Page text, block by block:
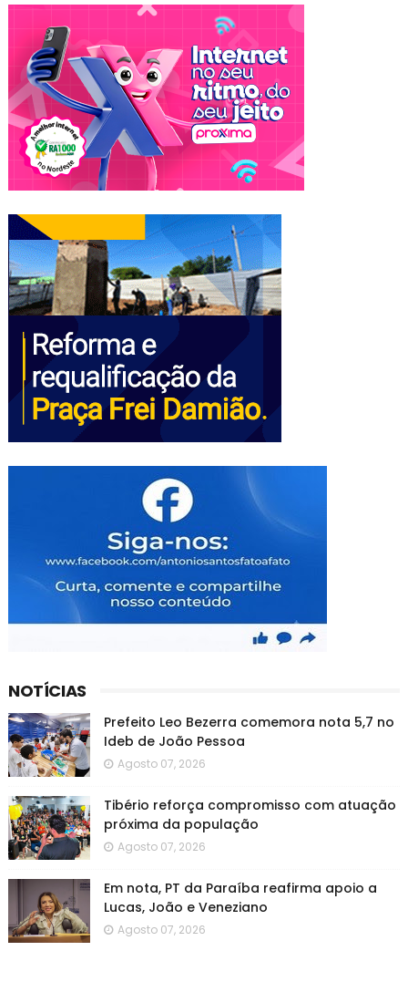
NOTÍCIAS
Prefeito Leo Bezerra comemora nota 5,7 no
Ideb de João Pessoa
Agosto 07, 2026
Tibério reforça compromisso com atuação
próxima da população
Agosto 07, 2026
Em nota, PT da Paraíba reafirma apoio a
Lucas, João e Veneziano
Agosto 07, 2026